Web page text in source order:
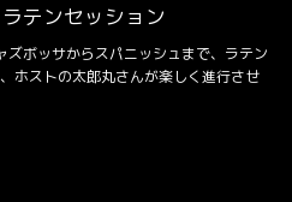
テンセッション
ボッサからスパニッシュまで、ラテン
ホストの太郎丸さんが楽しく進行させ